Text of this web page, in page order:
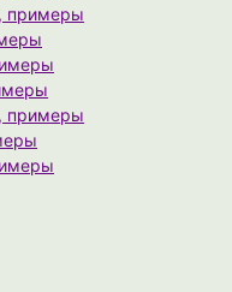
примеры
примеры